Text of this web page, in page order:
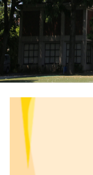
ッ
プ